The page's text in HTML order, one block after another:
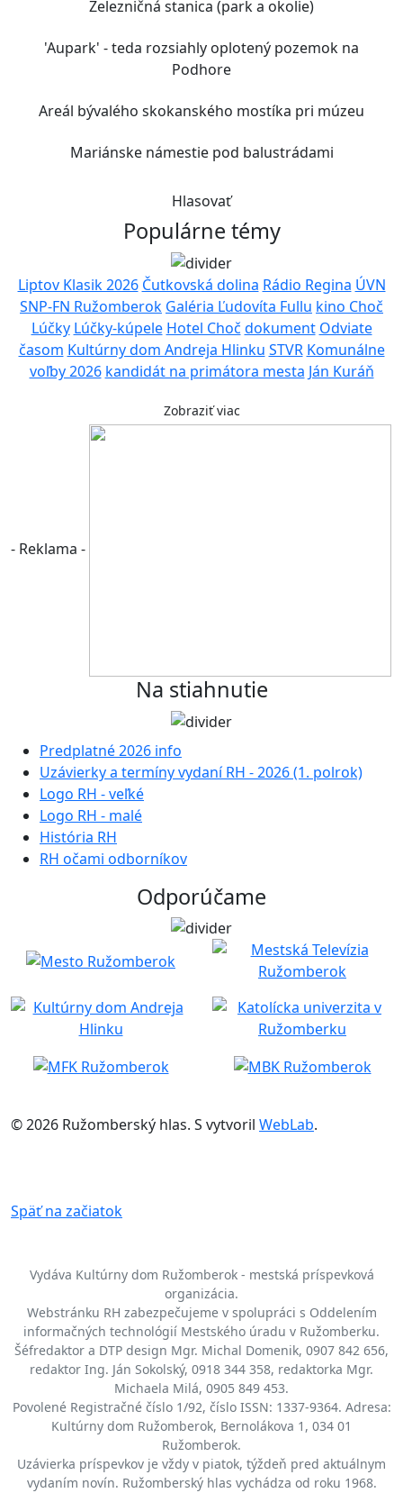
Železničná stanica (park a okolie)
'Aupark' - teda rozsiahly oplotený pozemok na
Podhore
Areál bývalého skokanského mostíka pri múzeu
Mariánske námestie pod balustrádami
Hlasovať
Populárne témy
Liptov Klasik 2026 Čutkovská dolina Rádio Regina ÚVN
SNP-FN Ružomberok Galéria Ľudovíta Fullu kino Choč
Lúčky Lúčky-kúpele Hotel Choč dokument Odviate
časom Kultúrny dom Andreja Hlinku STVR Komunálne
voľby 2026 kandidát na primátora mesta Ján Kuráň
Zobraziť viac
- Reklama -
Na stiahnutie
Predplatné 2026 info
Uzávierky a termíny vydaní RH - 2026 (1. polrok)
Logo RH - veľké
Logo RH - malé
História RH
RH očami odborníkov
Odporúčame
© 2026 Ružomberský hlas. S vytvoril WebLab.
Späť na začiatok
Vydáva Kultúrny dom Ružomberok - mestská príspevková
organizácia.
Webstránku RH zabezpečujeme v spolupráci s Oddelením
informačných technológií Mestského úradu v Ružomberku.
Šéfredaktor a DTP design Mgr. Michal Domenik, 0907 842 656,
redaktor Ing. Ján Sokolský, 0918 344 358, redaktorka Mgr.
Michaela Milá, 0905 849 453.
Povolené Registračné číslo 1/92, číslo ISSN: 1337-9364. Adresa:
Kultúrny dom Ružomberok, Bernolákova 1, 034 01
Ružomberok.
Uzávierka príspevkov je vždy v piatok, týždeň pred aktuálnym
vydaním novín. Ružomberský hlas vychádza od roku 1968.